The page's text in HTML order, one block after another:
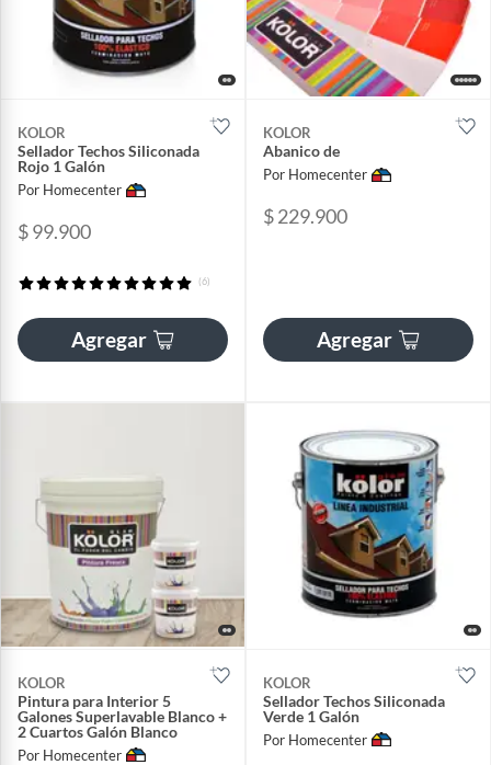
KOLOR
Sellador Techos Siliconada
Rojo 1 Galón
Por Homecenter
$ 99.900
(6)
Agregar
KOLOR
Abanico de
Por Homecenter
$ 229.900
Agregar
KOLOR
Pintura para Interior 5
Galones Superlavable Blanco +
2 Cuartos Galón Blanco
Por Homecenter
KOLOR
Sellador Techos Siliconada
Verde 1 Galón
Por Homecenter